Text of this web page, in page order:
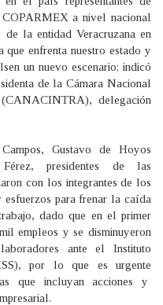
a nivel nacional
de la entidad Veracruzana en
enfrenta nuestro estado y
un nuevo escenario; indicó
de la Cámara Nacional
delegación
Gustavo de Hoyos
presidentes de las
con los integrantes de los
esfuerzos para frenar la caída
dado que en el primer
empleos y se disminuyeron
ante el Instituto
por lo que es urgente
que incluyan acciones y